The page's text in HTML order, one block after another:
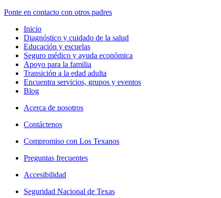
Ponte en contacto con otros padres
Inicio
Diagnóstico y cuidado de la salud
Educación y escuelas
Seguro médico y ayuda económica
Apoyo para la familia
Transición a la edad adulta
Encuentra servicios, grupos y eventos
Blog
Acerca de nosotros
Contáctenos
Compromiso con Los Texanos
Preguntas frecuentes
Accesibilidad
Seguridad Nacional de Texas